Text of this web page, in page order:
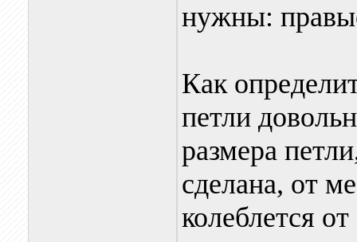
нужны:
Как
петли
размера
сделана, от
колеблется